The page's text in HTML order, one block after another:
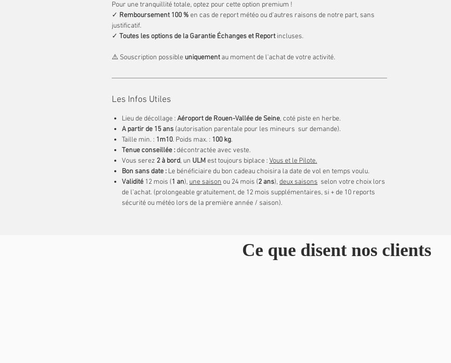
Pour une tranquillité totale, optez pour cette option premium !
✓ Remboursement 100 % en cas de report météo ou d'autres raisons de notre part, sans
justificatif.
✓ Toutes les options de la Garantie Échanges et Reportincluses.
⚠️ Souscription possible uniquementau moment de l'achat de votre activité.
Les Infos Utiles
Lieu de décollage : Aéroport de Rouen-Vallée de Seine, coté piste en herbe.
A partir de 15 ans (autorisation parentale pour les mineurs sur demande).
Taille min. : 1m10. Poids max. : 100 kg.
Tenue conseillée :décontractée avec veste.
Vous serez 2 à bord, un ULM est toujours biplace : Vous et le Pilote.
Bon sans date : Le bénéficiaire du bon cadeau choisira la date de vol en temps voulu.
Validité 12 mois (1 an), une saison ou 24 mois (2 ans), deux saisons selon votre choix lors
de l’achat. (prolongeable gratuitement, de 12 mois supplémentaires, si + de 10 reports
sécurité ou météo lors de la première année / saison).
Ce que disent nos clients